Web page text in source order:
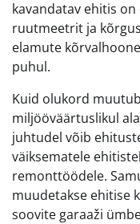
kavandatav ehitis
ruutmeetrit ja
elamute
puhul.
Kuid olukord
miljööväärtuslikul
juhtudel võib
väiksematele
remonttöödele.
muudetakse ehitise
soovite garaaži